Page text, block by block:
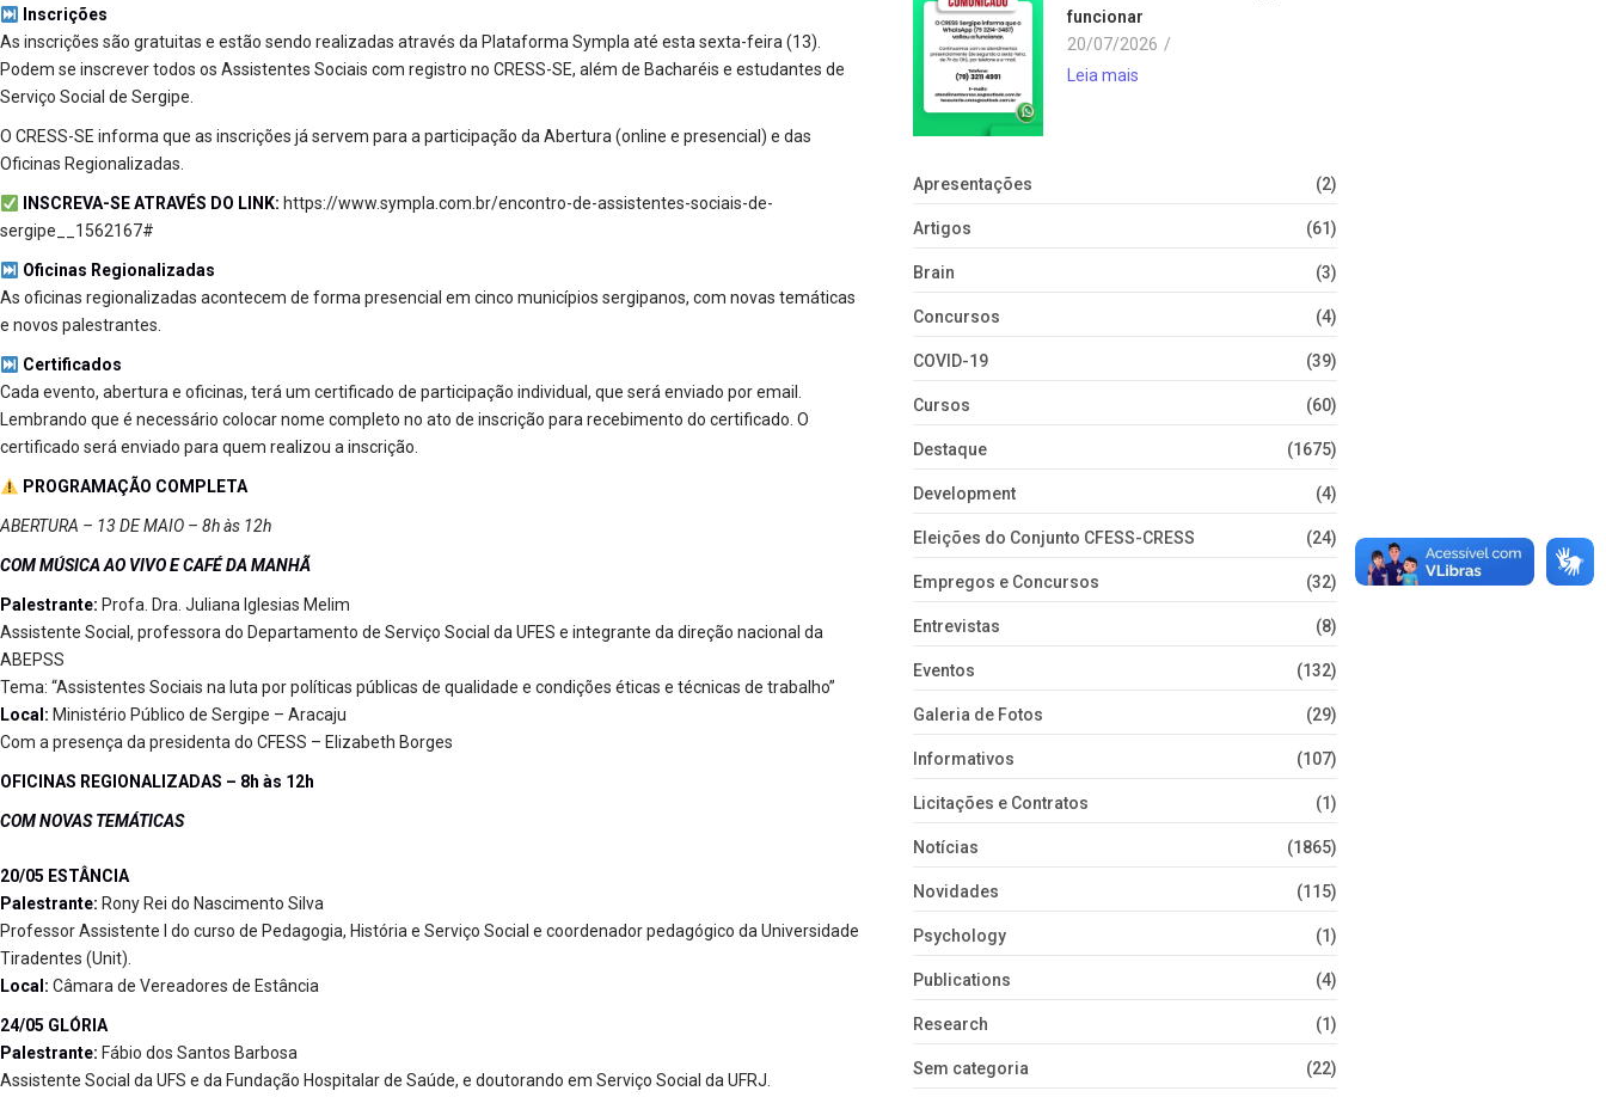
Inscrições
As inscrições são gratuitas e estão sendo realizadas através da Plataforma Sympla até esta sexta-feira (13).
Podem se inscrever todos os Assistentes Sociais com registro no CRESS-SE, além de Bacharéis e estudantes de
Serviço Social de Sergipe.
O CRESS-SE informa que as inscrições já servem para a participação da Abertura (online e presencial) e das
Oficinas Regionalizadas.
INSCREVA-SE ATRAVÉS DO LINK: https://www.sympla.com.br/encontro-de-assistentes-sociais-de-
sergipe__1562167#
Oficinas Regionalizadas
As oficinas regionalizadas acontecem de forma presencial em cinco municípios sergipanos, com novas temáticas
e novos palestrantes.
Certificados
Cada evento, abertura e oficinas, terá um certificado de participação individual, que será enviado por email.
Lembrando que é necessário colocar nome completo no ato de inscrição para recebimento do certificado. O
certificado será enviado para quem realizou a inscrição.
PROGRAMAÇÃO COMPLETA
ABERTURA – 13 DE MAIO – 8h às 12h
COM MÚSICA AO VIVO E CAFÉ DA MANHÃ
Palestrante: Profa. Dra. Juliana Iglesias Melim
Assistente Social, professora do Departamento de Serviço Social da UFES e integrante da direção nacional da
ABEPSS
Tema: “Assistentes Sociais na luta por políticas públicas de qualidade e condições éticas e técnicas de trabalho”
Local: Ministério Público de Sergipe – Aracaju
Com a presença da presidenta do CFESS – Elizabeth Borges
OFICINAS REGIONALIZADAS – 8h às 12h
COM NOVAS TEMÁTICAS
20/05 ESTÂNCIA
Palestrante: Rony Rei do Nascimento Silva
Professor Assistente I do curso de Pedagogia, História e Serviço Social e coordenador pedagógico da Universidade
Tiradentes (Unit).
Local: Câmara de Vereadores de Estância
24/05 GLÓRIA
Palestrante: Fábio dos Santos Barbosa
Assistente Social da UFS e da Fundação Hospitalar de Saúde, e doutorando em Serviço Social da UFRJ.
funcionar
20/07/2026 /
Leia mais
Apresentações (2)
Artigos (61)
Brain (3)
Concursos (4)
COVID-19 (39)
Cursos (60)
Destaque (1675)
Development (4)
Eleições do Conjunto CFESS-CRESS (24)
Empregos e Concursos (32)
Entrevistas (8)
Eventos (132)
Galeria de Fotos (29)
Informativos (107)
Licitações e Contratos (1)
Notícias (1865)
Novidades (115)
Psychology (1)
Publications (4)
Research (1)
Sem categoria (22)